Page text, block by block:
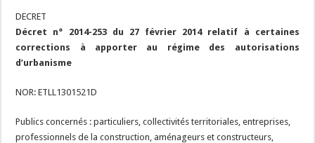
DECRET
Décret n° 2014-253 du 27 février 2014 relatif à certaines
corrections à apporter au régime des autorisations
d’urbanisme
NOR: ETLL1301521D
Publics concernés : particuliers, collectivités territoriales, entreprises,
professionnels de la construction, aménageurs et constructeurs,